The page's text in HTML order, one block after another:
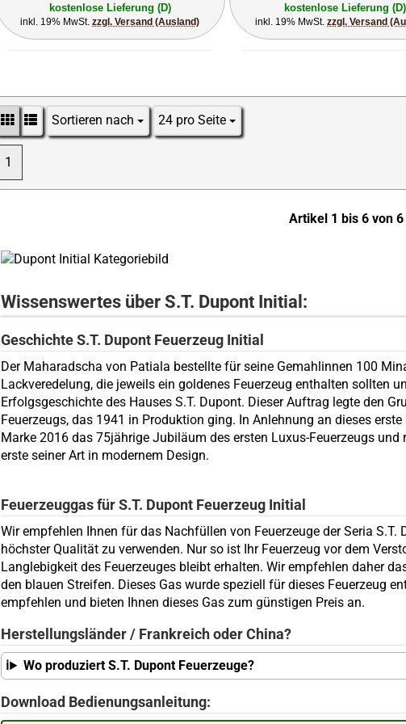
kostenlose Lieferung (D)
inkl. 19% MwSt.zzgl. Versand (Ausland)
kostenlose Lieferung (D)
inkl. 19% MwSt.zzgl. Versand
Sortieren nach
Sortieren nach 24 pro Seite
pro Seite
1
Artikel 1 bis 6 von 6
Wissenswertes über S.T. Dupont Initial:
Geschichte S.T. Dupont Feuerzeug Initial
Der Maharadscha von Patiala bestellte für seine Gemahlinnen 100
Lackveredelung, die jeweils ein goldenes Feuerzeug enthalten sollten
Erfolgsgeschichte des Hauses S.T. Dupont. Dieser Auftrag legte den
Feuerzeugs, das 1941 in Produktion ging. In Anlehnung an dieses
Marke 2016 das 75jährige Jubiläum des ersten Luxus-Feuerzeugs
erste seiner Art in modernem Design.
Feuerzeuggas für S.T. Dupont Feuerzeug Initial
Wir empfehlen Ihnen für das Nachfüllen von Feuerzeuge der Seria
höchster Qualität zu verwenden. Nur so ist Ihr Feuerzeug vor dem
Langlebigkeit des Feuerzeuges bleibt erhalten. Wir empfehlen daher
den blauen Streifen. Dieses Gas wurde speziell für dieses Feuerzeug
empfehlen und bieten Ihnen dieses Gas zum günstigen Preis an.
Herstellungsländer / Frankreich oder China?
Wo produziert S.T. Dupont Feuerzeuge?
Download Bedienungsanleitung: